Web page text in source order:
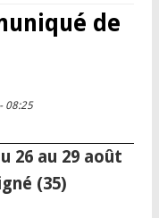
de
08:25
26 au 29 août
(35)